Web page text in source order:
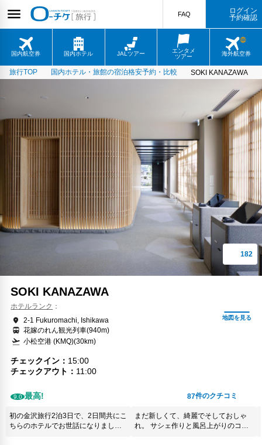
国内航空券 国内ホテル JALツアー
エンタメ
ツアー
海外航空券
FAQ
ログイン
予約確認
旅行TOP 国内ホテル・旅館の宿泊格安予約・比較 SOKI KANAZAWA
SOKI KANAZAWA
ホテルランク
2-1 Fukuromachi, Ishikawa
花嫁のれん観光列車(940m)
小松空港 (KMQ)(30km)
チェックイン
15:00
チェックアウト
11:00
9.0 最高! 87件のクチコミ
初の金沢旅行2泊3日で、2日間共にこ
ちらのホテルでお世話になりまし
まだ新しくて、綺麗でそしておしゃ
れ。 サシェ作りと風呂上がりのコー